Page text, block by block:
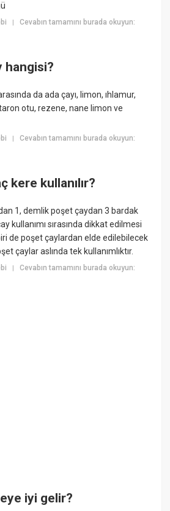
|Cevabın tamamını burada okuyun:
hangisi?
da ada çayı, limon, ıhlamur,
otu, rezene, nane limon ve
|Cevabın tamamını burada okuyun:
kere kullanılır?
1, demlik poşet çaydan 3 bardak
kullanımı sırasında dikkat edilmesi
de poşet çaylardan elde edilebilecek
çaylar aslında tek kullanımlıktır.
|Cevabın tamamını burada okuyun:
iyi gelir?